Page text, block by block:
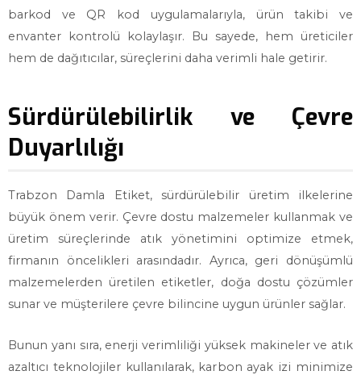
barkod ve QR kod uygulamalarıyla, ürün takibi ve
envanter kontrolü kolaylaşır. Bu sayede, hem üreticiler
hem de dağıtıcılar, süreçlerini daha verimli hale getirir.
Sürdürülebilirlik ve Çevre
Duyarlılığı
Trabzon Damla Etiket, sürdürülebilir üretim ilkelerine
büyük önem verir. Çevre dostu malzemeler kullanmak ve
üretim süreçlerinde atık yönetimini optimize etmek,
firmanın öncelikleri arasındadır. Ayrıca, geri dönüşümlü
malzemelerden üretilen etiketler, doğa dostu çözümler
sunar ve müşterilere çevre bilincine uygun ürünler sağlar.
Bunun yanı sıra, enerji verimliliği yüksek makineler ve atık
azaltıcı teknolojiler kullanılarak, karbon ayak izi minimize